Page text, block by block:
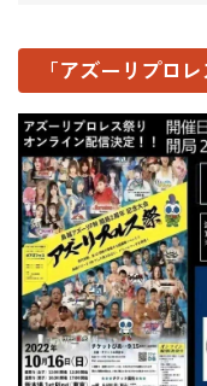
「アズーリプロ